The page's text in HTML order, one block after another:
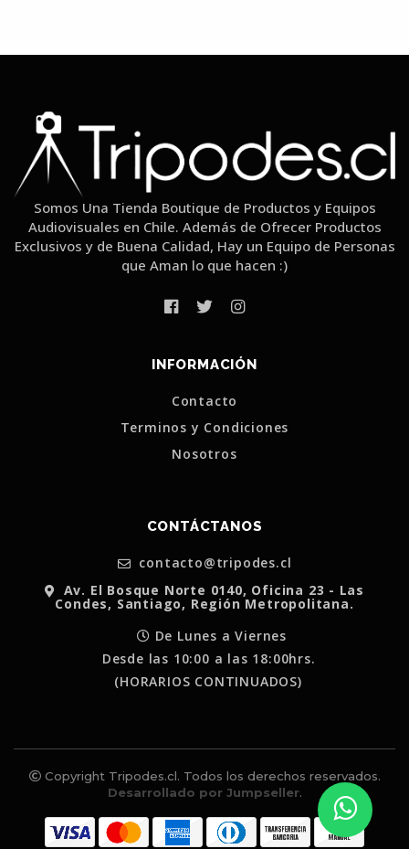
Somos Una Tienda Boutique de Productos y Equipos
Audiovisuales en Chile. Además de Ofrecer Productos
Exclusivos y de Buena Calidad, Hay un Equipo de Personas
que Aman lo que hacen :)
INFORMACIÓN
Contacto
Terminos y Condiciones
Nosotros
CONTÁCTANOS
contacto@tripodes.cl
Av. El Bosque Norte 0140, Oficina 23 - Las
Condes, Santiago, Región Metropolitana.
De Lunes a Viernes
Desde las 10:00 a las 18:00hrs.
(HORARIOS CONTINUADOS)
Copyright Tripodes.cl. Todos los derechos reservados.
Desarrollado por Jumpseller.